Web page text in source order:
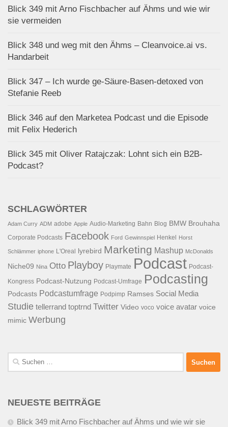
Blick 349 mit Arno Fischbacher auf Ähms und wie wir
sie vermeiden
Blick 348 und weg mit den Ähms – Cleanvoice.ai vs.
Handarbeit
Blick 347 – Ich wurde ge-Säure-Basen-detoxed von
Stefanie Reeb
Blick 346 auf den Marketea Podcast und die Episode
mit Felix Hederich
Blick 345 mit Oliver Ratajczak: Lohnt sich ein B2B-
Podcast?
SCHLAGWÖRTER
Adam Curry ADM adobe Apple Audio-Marketing Bahn Blog BMW Brouhaha
Corporate Podcasts Facebook Ford Gewinnspiel Henkel Horst
Schlämmer iphone L'Oreal lyrebird Marketing Mashup McDonalds
Niche09 Nina Otto Playboy Playmate Podcast Podcast-
Kongress Podcast-Nutzung Podcast-Umfrage Podcasting
Podcasts Podcastumfrage Podpimp Ramses Social Media
Studie tellerrand toptrnd Twitter Video voco voice avatar voice
mimic Werbung
Suchen
nach:
NEUESTE BEITRÄGE
Blick 349 mit Arno Fischbacher auf Ähms und wie wir sie